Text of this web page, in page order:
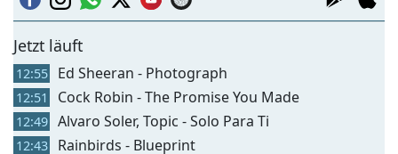
Jetzt läuft
12:55 Ed Sheeran - Photograph
12:51 Cock Robin - The Promise You Made
12:49 Alvaro Soler, Topic - Solo Para Ti
12:43 Rainbirds - Blueprint